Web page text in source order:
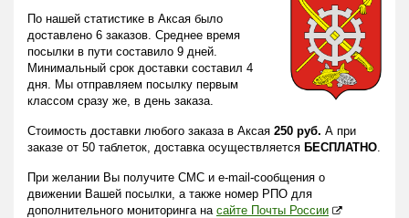
По нашей статистике в Аксая было
доставлено 6 заказов. Среднее время
посылки в пути составило 9 дней.
Минимальный срок доставки составил 4
дня. Мы отправляем посылку первым
классом сразу же, в день заказа.
Стоимость доставки любого заказа в Аксая 250 руб. А при
заказе от 50 таблеток, доставка осуществляется БЕСПЛАТНО.
При желании Вы получите СМС и e-mail-сообщения о
движении Вашей посылки, а также номер РПО для
дополнительного мониторинга на сайте Почты России